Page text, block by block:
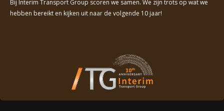
Bij Interim Transport Group scoren we samen. We zijn trots op wat we
hebben bereikt en kijken uit naar de volgende 10 jaar!